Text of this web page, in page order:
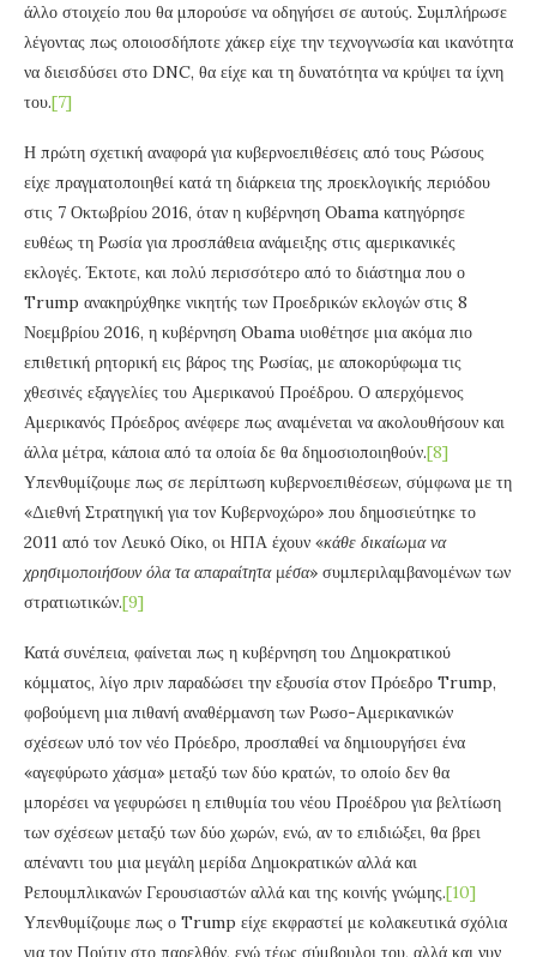
άλλο στοιχείο που θα μπορούσε να οδηγήσει σε αυτούς. Συμπλήρωσε
λέγοντας πως οποιοσδήποτε χάκερ είχε την τεχνογνωσία και ικανότητα
να διεισδύσει στο DNC, θα είχε και τη δυνατότητα να κρύψει τα ίχνη
του.[7]
Η πρώτη σχετική αναφορά για κυβερνοεπιθέσεις από τους Ρώσους
είχε πραγματοποιηθεί κατά τη διάρκεια της προεκλογικής περιόδου
στις 7 Οκτωβρίου 2016, όταν η κυβέρνηση Obama κατηγόρησε
ευθέως τη Ρωσία για προσπάθεια ανάμειξης στις αμερικανικές
εκλογές. Έκτοτε, και πολύ περισσότερο από το διάστημα που ο
Trump ανακηρύχθηκε νικητής των Προεδρικών εκλογών στις 8
Νοεμβρίου 2016, η κυβέρνηση Obama υιοθέτησε μια ακόμα πιο
επιθετική ρητορική εις βάρος της Ρωσίας, με αποκορύφωμα τις
χθεσινές εξαγγελίες του Αμερικανού Προέδρου. Ο απερχόμενος
Αμερικανός Πρόεδρος ανέφερε πως αναμένεται να ακολουθήσουν και
άλλα μέτρα, κάποια από τα οποία δε θα δημοσιοποιηθούν.[8]
Υπενθυμίζουμε πως σε περίπτωση κυβερνοεπιθέσεων, σύμφωνα με τη
«Διεθνή Στρατηγική για τον Κυβερνοχώρο» που δημοσιεύτηκε το
2011 από τον Λευκό Οίκο, οι ΗΠΑ έχουν «κάθε δικαίωμα να
χρησιμοποιήσουν όλα τα απαραίτητα μέσα» συμπεριλαμβανομένων των
στρατιωτικών.[9]
Κατά συνέπεια, φαίνεται πως η κυβέρνηση του Δημοκρατικού
κόμματος, λίγο πριν παραδώσει την εξουσία στον Πρόεδρο Trump,
φοβούμενη μια πιθανή αναθέρμανση των Ρωσο-Αμερικανικών
σχέσεων υπό τον νέο Πρόεδρο, προσπαθεί να δημιουργήσει ένα
«αγεφύρωτο χάσμα» μεταξύ των δύο κρατών, το οποίο δεν θα
μπορέσει να γεφυρώσει η επιθυμία του νέου Προέδρου για βελτίωση
των σχέσεων μεταξύ των δύο χωρών, ενώ, αν το επιδιώξει, θα βρει
απέναντι του μια μεγάλη μερίδα Δημοκρατικών αλλά και
Ρεπουμπλικανών Γερουσιαστών αλλά και της κοινής γνώμης.[10]
Υπενθυμίζουμε πως ο Trump είχε εκφραστεί με κολακευτικά σχόλια
για τον Πούτιν στο παρελθόν, ενώ τέως σύμβουλοι του, αλλά και νυν